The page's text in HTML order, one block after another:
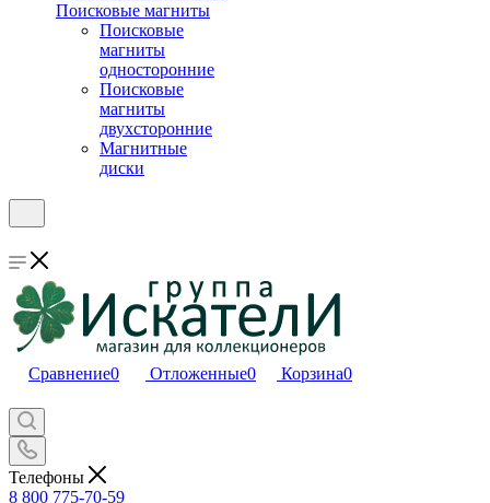
Поисковые магниты
Поисковые
магниты
односторонние
Поисковые
магниты
двухсторонние
Магнитные
диски
Сравнение0 Отложенные0 Корзина0
Телефоны
8 800 775-70-59